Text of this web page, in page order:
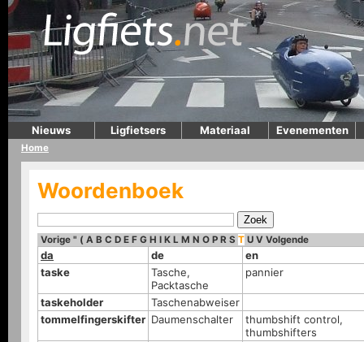
Nieuws Ligfietsers Materiaal Evenementen
Home
Woordenboek
Vorige " ( A B C D E F G H I K L M N O P R S T U V Volgende
da de
en
taske
Tasche,
Packtasche
pannier
taskeholder
Taschenabweiser
tommelfingerskifter Daumenschalter
thumbshift control,
thumbshifters